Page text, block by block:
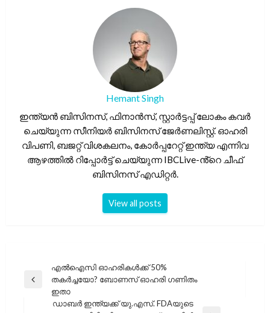
Hemant Singh
ഇന്ത്യൻ ബിസിനസ്, ഫിനാൻസ്, സ്റ്റാർട്ടപ്പ് ലോകം കവർ
ചെയ്യുന്ന സീനിയർ ബിസിനസ് ജേർണലിസ്റ്റ്. ഓഹരി
വിപണി, ബജറ്റ് വിശകലനം, കോർപ്പറേറ്റ് ഇന്ത്യ എന്നിവ
ആഴത്തിൽ റിപ്പോർട്ട് ചെയ്യുന്ന IBCLive-ൻ്റെ ചീഫ്
ബിസിനസ് എഡിറ്റർ.
View all posts
പോസ്റ്റുകളിലൂടെ
Previous
എൽഐസി ഓഹരികൾക്ക് 50%
തകർച്ചയോ? ബോണസ് ഓഹരി ഗണിതം
ഇതാ
ഡാബർ ഇന്ത്യക്ക് യു.എസ്. FDAയുടെ